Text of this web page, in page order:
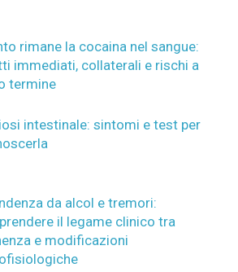
rimane la cocaina nel sangue:
immediati, collaterali e rischi a
termine
intestinale: sintomi e test per
da alcol e tremori:
il legame clinico tra
e modificazioni